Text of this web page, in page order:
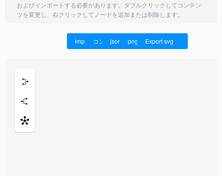
およびインポートする必要があります。ダブルクリックしてコンテン
ツを変更し、右クリックしてノードを追加または削除します。
import jsonコンテンツをクリアする
jsonのエクスポート
pngをエクスポート
Export svg